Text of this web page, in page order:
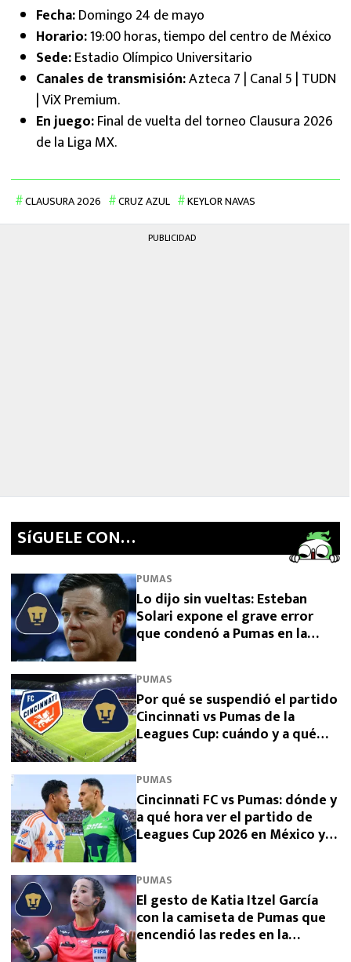
Fecha:Domingo 24 de mayo
Horario:19:00 horas, tiempo del centro de México
Sede:Estadio Olímpico Universitario
Canales de transmisión:Azteca 7 | Canal 5 | TUDN
| ViX Premium.
En juego:Final de vuelta del torneo Clausura 2026
de la Liga MX.
CLAUSURA 2026 CRUZ AZUL KEYLOR NAVAS
PUBLICIDAD
SíGUELE CON…
PUMAS
Lo dijo sin vueltas: Esteban
Solari expone el grave error
que condenó a Pumas en la
PUMAS
Por qué se suspendió el partido
Cincinnati vs Pumas de la
Leagues Cup: cuándo y a qué
PUMAS
Cincinnati FC vs Pumas: dónde y
a qué hora ver el partido de
Leagues Cup 2026 en México y
PUMAS
El gesto de Katia Itzel García
con la camiseta de Pumas que
encendió las redes en la